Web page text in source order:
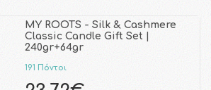
MY ROOTS - Silk & Cashmere
Classic Candle Gift Set |
240gr+64gr
191 Πόντοι